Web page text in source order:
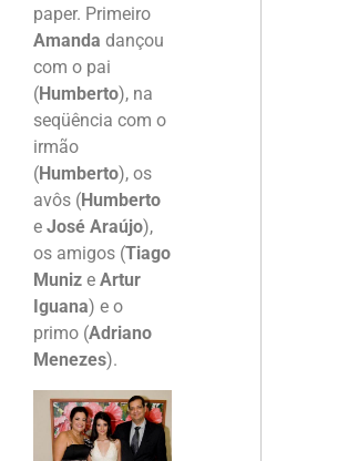
paper. Primeiro
Amanda dançou
com o pai
(Humberto), na
seqüência com o
irmão
(Humberto), os
avôs (Humberto
e José Araújo),
os amigos (Tiago
Muniz e Artur
Iguana) e o
primo (Adriano
Menezes).